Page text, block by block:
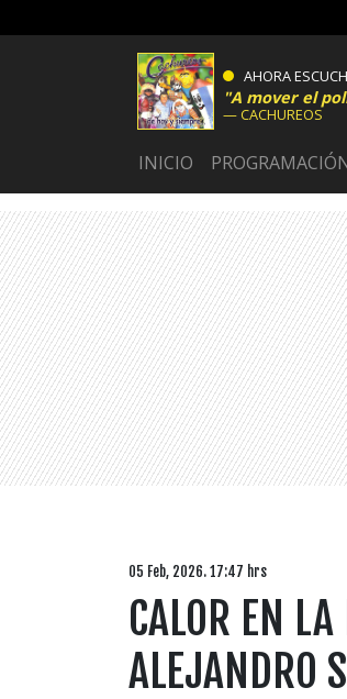
AHORA
A mover el
CACHUREOS
INICIO
05 Feb, 2026. 17:47 hrs
CALOR EN
ALEJANDRO